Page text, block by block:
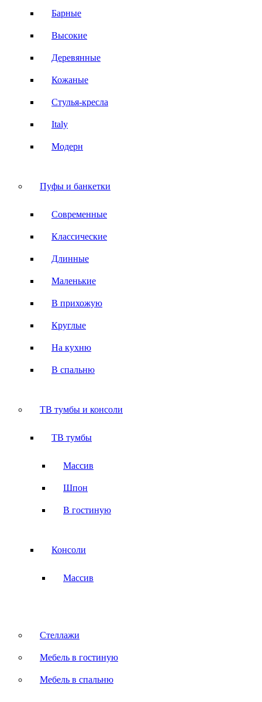
Барные
Высокие
Деревянные
Кожаные
Стулья-кресла
Italy
Модерн
Пуфы и банкетки
Современные
Классические
Длинные
Маленькие
В прихожую
Круглые
На кухню
В спальню
ТВ тумбы и консоли
ТВ тумбы
Массив
Шпон
В гостиную
Консоли
Массив
Стеллажи
Мебель в гостиную
Мебель в спальню